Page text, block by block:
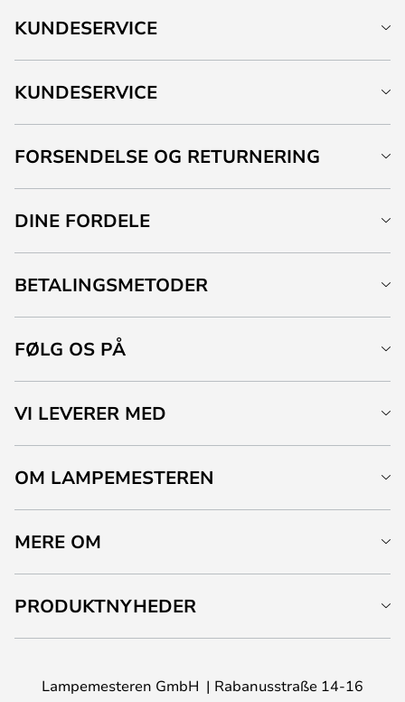
KUNDESERVICE
KUNDESERVICE
FORSENDELSE OG RETURNERING
DINE FORDELE
BETALINGSMETODER
FØLG OS PÅ
VI LEVERER MED
OM LAMPEMESTEREN
MERE OM
PRODUKTNYHEDER
Lampemesteren GmbH Rabanusstraße 14-16